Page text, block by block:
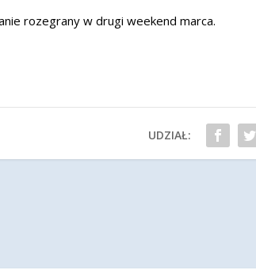
rozegrany w drugi weekend marca.
UDZIAŁ: